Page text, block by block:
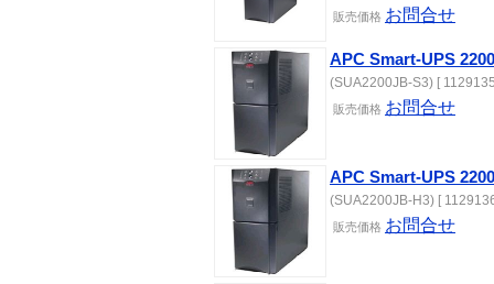
販売価格 お問合せ
APC Smart-UPS
(SUA2200JB-S3) [
販売価格 お問合せ
APC Smart-UPS
(SUA2200JB-H3) [
販売価格 お問合せ